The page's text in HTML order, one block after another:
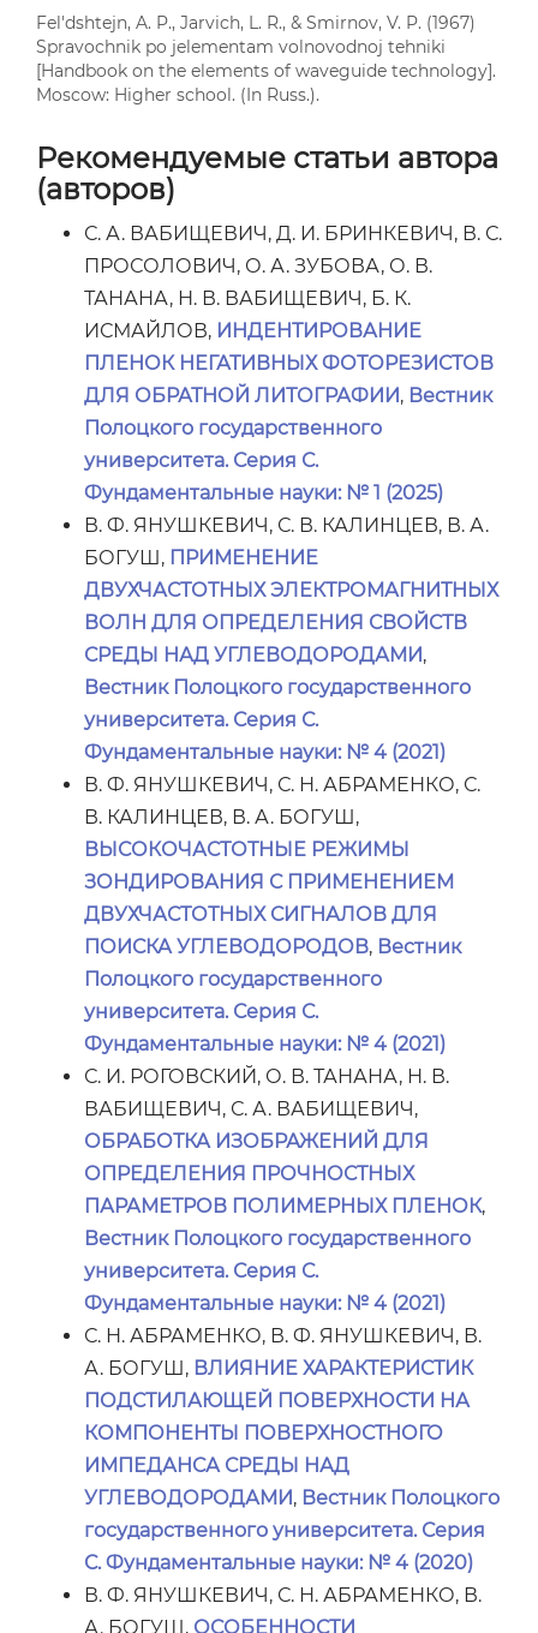
Fel'dshtejn, A. P., Jarvich, L. R., & Smirnov, V. P. (1967)
Spravochnik po jelementam volnovodnoj tehniki
[Handbook on the elements of waveguide technology].
Moscow: Higher school. (In Russ.).
Рекомендуемые статьи автора
(авторов)
С. А. ВАБИЩЕВИЧ, Д. И. БРИНКЕВИЧ, В. С.
ПРОСОЛОВИЧ, О. А. ЗУБОВА, О. В.
ТАНАНА, Н. В. ВАБИЩЕВИЧ, Б. К.
ИСМАЙЛОВ, ИНДЕНТИРОВАНИЕ
ПЛЕНОК НЕГАТИВНЫХ ФОТОРЕЗИСТОВ
ДЛЯ ОБРАТНОЙ ЛИТОГРАФИИ, Вестник
Полоцкого государственного
университета. Серия С.
Фундаментальные науки: № 1 (2025)
В. Ф. ЯНУШКЕВИЧ, С. В. КАЛИНЦЕВ, В. А.
БОГУШ, ПРИМЕНЕНИЕ
ДВУХЧАСТОТНЫХ ЭЛЕКТРОМАГНИТНЫХ
ВОЛН ДЛЯ ОПРЕДЕЛЕНИЯ СВОЙСТВ
СРЕДЫ НАД УГЛЕВОДОРОДАМИ,
Вестник Полоцкого государственного
университета. Серия С.
Фундаментальные науки: № 4 (2021)
В. Ф. ЯНУШКЕВИЧ, С. Н. АБРАМЕНКО, С.
В. КАЛИНЦЕВ, В. А. БОГУШ,
ВЫСОКОЧАСТОТНЫЕ РЕЖИМЫ
ЗОНДИРОВАНИЯ С ПРИМЕНЕНИЕМ
ДВУХЧАСТОТНЫХ СИГНАЛОВ ДЛЯ
ПОИСКА УГЛЕВОДОРОДОВ, Вестник
Полоцкого государственного
университета. Серия С.
Фундаментальные науки: № 4 (2021)
С. И. РОГОВСКИЙ, О. В. ТАНАНА, Н. В.
ВАБИЩЕВИЧ, С. А. ВАБИЩЕВИЧ,
ОБРАБОТКА ИЗОБРАЖЕНИЙ ДЛЯ
ОПРЕДЕЛЕНИЯ ПРОЧНОСТНЫХ
ПАРАМЕТРОВ ПОЛИМЕРНЫХ ПЛЕНОК,
Вестник Полоцкого государственного
университета. Серия С.
Фундаментальные науки: № 4 (2021)
С. Н. АБРАМЕНКО, В. Ф. ЯНУШКЕВИЧ, В.
А. БОГУШ, ВЛИЯНИЕ ХАРАКТЕРИСТИК
ПОДСТИЛАЮЩЕЙ ПОВЕРХНОСТИ НА
КОМПОНЕНТЫ ПОВЕРХНОСТНОГО
ИМПЕДАНСА СРЕДЫ НАД
УГЛЕВОДОРОДАМИ, Вестник Полоцкого
государственного университета. Серия
С. Фундаментальные науки: № 4 (2020)
В. Ф. ЯНУШКЕВИЧ, С. Н. АБРАМЕНКО, В.
А. БОГУШ, ОСОБЕННОСТИ